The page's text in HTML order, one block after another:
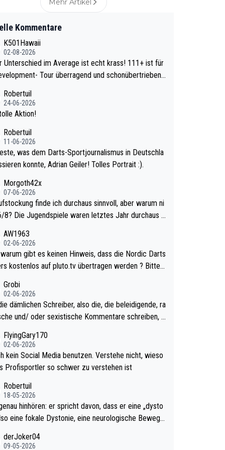
Mehr Artikel
Kommentare
K501Hawaii
02-08-2026
im Average ist echt krass! 111+ ist für
Tour überragend und schonübertrieben
40+ erst recht. Da gewinnst keinen Blume
krasser wie ein Pokalspiel eines Kreisligi
Robertuil
24-06-2026
Aktion!
Robertuil
11-06-2026
was dem Darts-Sportjournalismus in Deutschla
konnte, Adrian Geiler! Tolles Portrait :).
Morgoth42x
07-06-2026
finde ich durchaus sinnvoll, aber warum ni
Jahr durchaus s
Lawrie als Nummer 1 de
eh qualifiziert. Somit ändert die automatische Qualifi
Weltmeisters erstmal nichts. Ich denke sie woll
die PDC und wird wohl wenig WDF Turniere spiele
war bei Archie Self letztes Jahr der Fall. Er musste
Weltmeister durch den Qualifier und ich gla
dass Mitchel sich das (in Vegas) antun würde, w
doch eigentlich die PDC-WM als Ziel hat.
AW1963
02-06-2026
kostenlos auf pluto.tv übertragen werden ? Bitte
Grobi
02-06-2026
dämlichen Schreiber, also die, die beleidigende, ra
und/ oder sexistische Kommentare schreiben, d
Leben in den Griff kriegen. Nur eins wundert
Littler war doch neulich erst derjenige, der übe
Media GvV provoziert hat. Und Littlers Mutter schi
Finde den Fehler!
FlyingGary170
02-06-2026
kein Social Media benutzen. Verstehe nicht, wieso
Profisportler so schwer zu verstehen ist
Robertuil
18-05-2026
hinhören: er spricht davon, dass er eine „dysto
eine fokale Dystonie, eine neurologische Bewegu
werden, im Arm hat. Und, dass Medikamente ih
derJoker04
09-05-2026